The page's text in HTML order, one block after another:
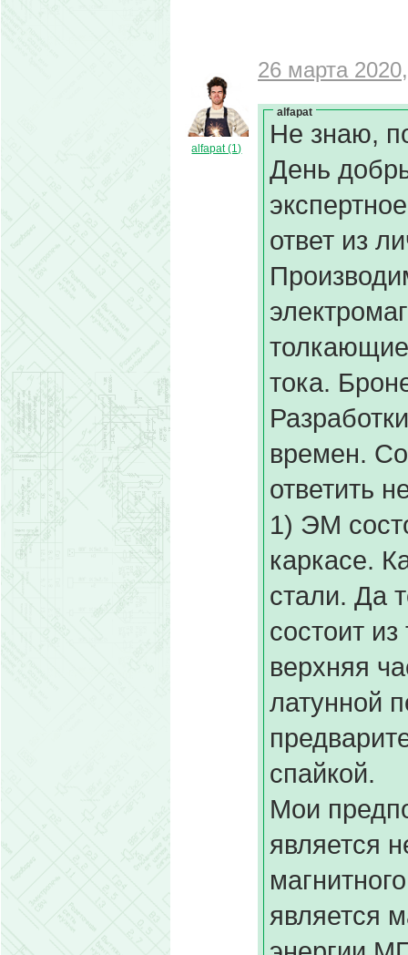
alfapat (1)
26 марта
alfapat
Не знаю,
День
ответ из
толкающие
тока.
времен.
ответить
1) ЭМ
каркасе.
стали. Да
состоит
верхняя
латунной
спайкой.
Мои
является
является